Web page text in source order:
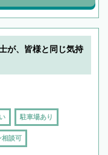
が、皆様と同じ気持
駐車場あり
相談可